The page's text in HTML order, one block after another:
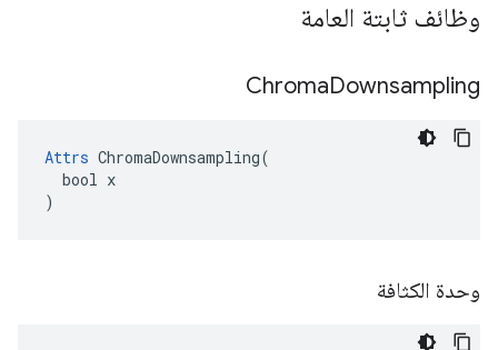
وظائف ثابتة العامة
ChromaDownsampling
Attrs ChromaDownsampling(
  bool x
)
وحدة الكثافة